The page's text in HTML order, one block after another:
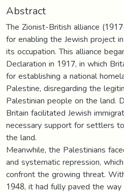
Abstract
The Zionist-British alliance
for enabling the Jewish project
its occupation. This alliance
Declaration in 1917, in which
for establishing a national
Palestine, disregarding the
Palestinian people on the land.
Britain facilitated Jewish
necessary support for settlers
the land.
Meanwhile, the Palestinians
and systematic repression,
confront the growing threat.
1948, it had fully paved the